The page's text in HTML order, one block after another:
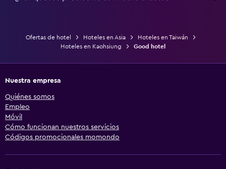
Ofertas de hotel Hoteles en Asia
Hoteles en Taiwán
Hoteles en Kaohsiung
Good hotel
Nuestra empresa
Quiénes somos
Empleo
Móvil
Cómo funcionan nuestros servicios
Códigos promocionales momondo